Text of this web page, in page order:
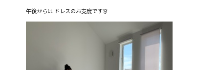
午後からは ドレスのお支度です👗